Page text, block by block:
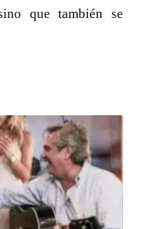
que también se